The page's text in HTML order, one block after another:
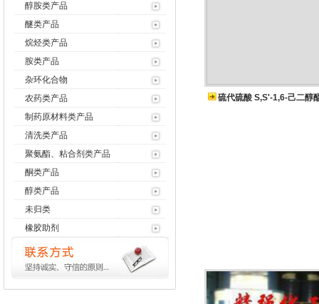
醇胺类产品
醚类产品
烷烃类产品
胺类产品
杂环化合物
农药类产品
制药原材料类产品
清洗类产品
聚氨酯、粘合剂类产品
酮类产品
醇类产品
未归类
橡胶助剂
硫代硫酸 S,S'-1,6-己二醇